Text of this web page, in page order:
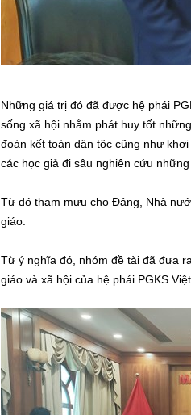
Những giá trị đó đã được hệ phái
sống xã hội nhằm phát huy tốt
đoàn kết toàn dân tộc cũng như
các học giả đi sâu nghiên cứu
Từ đó tham mưu cho Đảng, Nhà
giáo.
Từ ý nghĩa đó, nhóm đề tài đã đưa
giáo và xã hội của hệ phái PGKS